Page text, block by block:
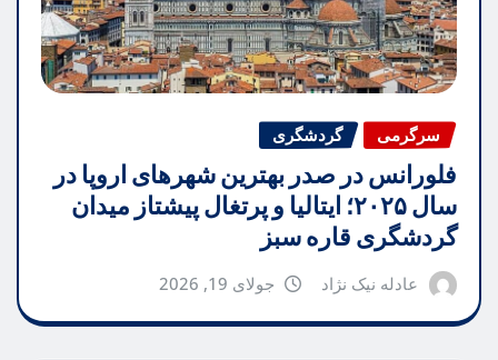
سرگرمی گردشگری
فلورانس در صدر بهترین شهرهای اروپا در
سال ۲۰۲۵؛ ایتالیا و پرتغال پیشتاز میدان
گردشگری قاره سبز
عادله نیک نژاد جولای 19, 2026